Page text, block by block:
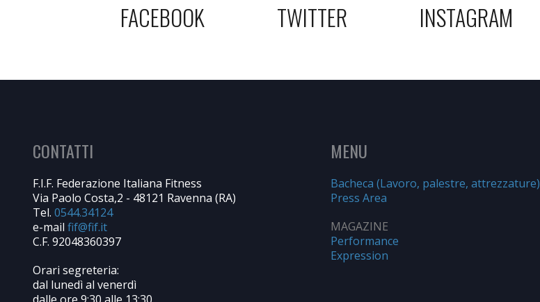
FACEBOOK TWITTER INSTAGRAM
CONTATTI
F.I.F. Federazione Italiana Fitness
Via Paolo Costa,2 - 48121 Ravenna (RA)
Tel. 0544.34124
e-mail
C.F. 92048360397
Orari segreteria:
dal lunedì al venerdì
MENU
Bacheca (Lavoro, palestre, attrezzature)
Press Area
MAGAZINE
Performance
Expression